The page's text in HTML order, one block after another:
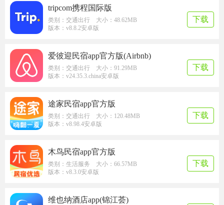
tripcom携程国际版
类别：交通出行 大小：48.62MB
版本：v8.8.2安卓版
下载
爱彼迎民宿app官方版(Airbnb)
类别：交通出行 大小：91.29MB
版本：v24.35.3.china安卓版
下载
途家民宿app官方版
类别：交通出行 大小：120.48MB
版本：v8.98.4安卓版
下载
木鸟民宿app官方版
类别：生活服务 大小：66.57MB
版本：v8.3.0安卓版
下载
维也纳酒店app(锦江荟)